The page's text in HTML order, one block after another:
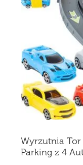
Wyrzutnia
Parking z 4